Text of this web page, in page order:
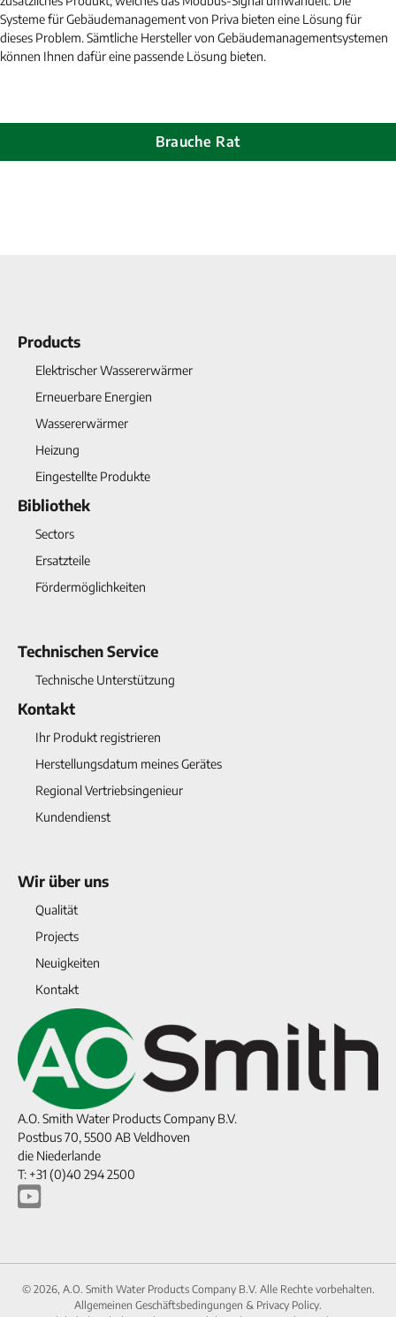
Systeme für Gebäudemanagement von Priva bieten eine Lösung für
dieses Problem. Sämtliche Hersteller von Gebäudemanagementsystemen
können Ihnen dafür eine passende Lösung bieten.
Brauche Rat
Products
Elektrischer Wassererwärmer
Erneuerbare Energien
Wassererwärmer
Heizung
Eingestellte Produkte
Bibliothek
Sectors
Ersatzteile
Fördermöglichkeiten
Technischen Service
Technische Unterstützung
Kontakt
Ihr Produkt registrieren
Herstellungsdatum meines Gerätes
Regional Vertriebsingenieur
Kundendienst
Wir über uns
Qualität
Projects
Neuigkeiten
Kontakt
A.O. Smith Water Products Company B.V.
Postbus 70, 5500 AB Veldhoven
die Niederlande
T: +31 (0)40 294 2500
© 2026, A.O. Smith Water Products Company B.V. Alle Rechte vorbehalten.
Allgemeinen Geschäftsbedingungen & Privacy Policy.